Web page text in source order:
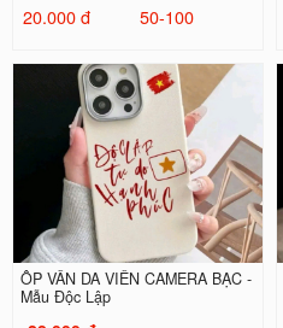
20.000 đ
50-100
ỐP VÂN DA VIỀN CAMERA BẠC -
Mẫu Độc Lập